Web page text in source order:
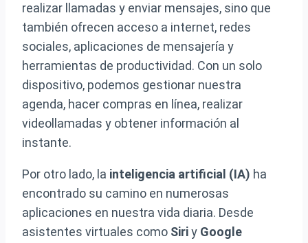
realizar llamadas y enviar mensajes, sino que
también ofrecen acceso a internet, redes
sociales, aplicaciones de mensajería y
herramientas de productividad. Con un solo
dispositivo, podemos gestionar nuestra
agenda, hacer compras en línea, realizar
videollamadas y obtener información al
instante.
Por otro lado, la inteligencia artificial (IA) ha
encontrado su camino en numerosas
aplicaciones en nuestra vida diaria. Desde
asistentes virtuales como Siriy Google